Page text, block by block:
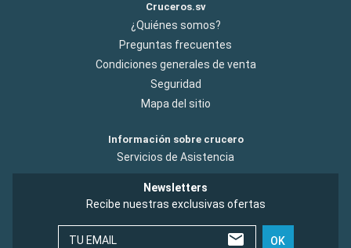
Cruceros.sv
¿Quiénes somos?
Preguntas frecuentes
Condiciones generales de venta
Seguridad
Mapa del sitio
Información sobre crucero
Servicios de Asistencia
Newsletters
Recibe nuestras exclusivas ofertas
TU EMAIL OK